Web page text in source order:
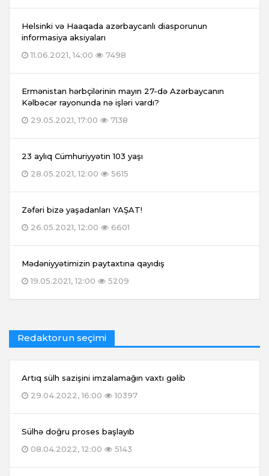
Helsinki və Haaqada azərbaycanlı diasporunun
informasiya aksiyaları
11.06.2021, 14:00
7498
Ermənistan hərbçilərinin mayın 27-də Azərbaycanın
Kəlbəcər rayonunda nə işləri vardı?
29.05.2021, 17:00
7138
23 aylıq Cümhuriyyətin 103 yaşı
28.05.2021, 12:00
5615
Zəfəri bizə yaşadanları YAŞAT!
26.05.2021, 12:00
6601
Mədəniyyətimizin paytaxtına qayıdış
19.05.2021, 12:00
5209
Redaktorun seçimi
Artıq sülh sazişini imzalamağın vaxtı gəlib
29.04.2022, 16:00
10397
Sülhə doğru proses başlayıb
08.04.2022, 12:00
5143